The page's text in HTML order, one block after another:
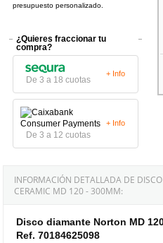
presupuesto personalizado.
¿Quieres fraccionar tu
compra?
De 3 a 18 cuotas
+ Info
De 3 a 12 cuotas
+ Info
INFORMACIÓN DETALLADA DE
CERAMIC MD 120 - 300MM:
Disco diamante Norton MD
Ref. 70184625098